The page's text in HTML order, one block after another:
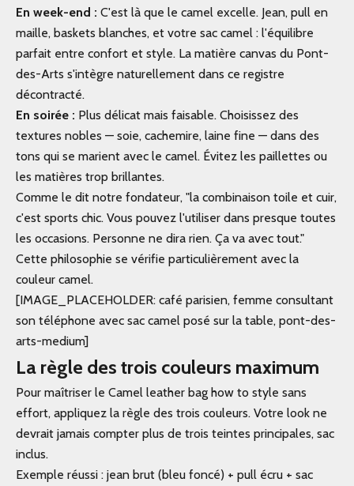
En week-end : C'est là que le camel excelle. Jean, pull en
maille, baskets blanches, et votre sac camel : l'équilibre
parfait entre confort et style. La matière canvas du Pont-
des-Arts s'intègre naturellement dans ce registre
décontracté.
En soirée : Plus délicat mais faisable. Choisissez des
textures nobles — soie, cachemire, laine fine — dans des
tons qui se marient avec le camel. Évitez les paillettes ou
les matières trop brillantes.
Comme le dit notre fondateur, "la combinaison toile et cuir,
c'est sports chic. Vous pouvez l'utiliser dans presque toutes
les occasions. Personne ne dira rien. Ça va avec tout."
Cette philosophie se vérifie particulièrement avec la
couleur camel.
[IMAGE_PLACEHOLDER: café parisien, femme consultant
son téléphone avec sac camel posé sur la table, pont-des-
arts-medium]
La règle des trois couleurs maximum
Pour maîtriser le Camel leather bag how to style sans
effort, appliquez la règle des trois couleurs. Votre look ne
devrait jamais compter plus de trois teintes principales, sac
inclus.
Exemple réussi : jean brut (bleu foncé) + pull écru + sac